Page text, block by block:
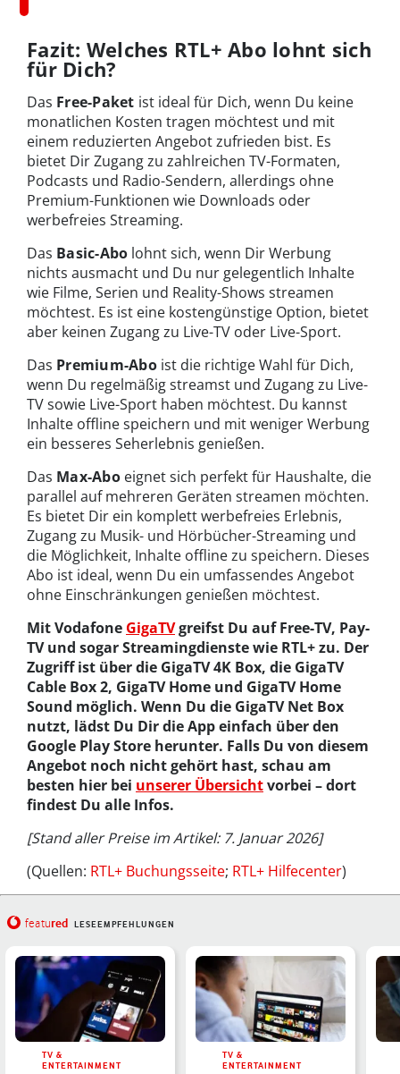
Fazit: Welches RTL+ Abo lohnt sich
für Dich?
Das Free-Paket ist ideal für Dich, wenn Du keine
monatlichen Kosten tragen möchtest und mit
einem reduzierten Angebot zufrieden bist. Es
bietet Dir Zugang zu zahlreichen TV-Formaten,
Podcasts und Radio-Sendern, allerdings ohne
Premium-Funktionen wie Downloads oder
werbefreies Streaming.
Das Basic-Abo lohnt sich, wenn Dir Werbung
nichts ausmacht und Du nur gelegentlich Inhalte
wie Filme, Serien und Reality-Shows streamen
möchtest. Es ist eine kostengünstige Option, bietet
aber keinen Zugang zu Live-TV oder Live-Sport.
Das Premium-Aboist die richtige Wahl für Dich,
wenn Du regelmäßig streamst und Zugang zu Live-
TV sowie Live-Sport haben möchtest. Du kannst
Inhalte offline speichern und mit weniger Werbung
ein besseres Seherlebnis genießen.
Das Max-Aboeignet sich perfekt für Haushalte, die
parallel auf mehreren Geräten streamen möchten.
Es bietet Dir ein komplett werbefreies Erlebnis,
Zugang zu Musik- und Hörbücher-Streaming und
die Möglichkeit, Inhalte offline zu speichern. Dieses
Abo ist ideal, wenn Du ein umfassendes Angebot
ohne Einschränkungen genießen möchtest.
Mit Vodafone GigaTVgreifst Du auf Free-TV, Pay-
TV und sogar Streamingdienste wie RTL+ zu. Der
Zugriff ist über die GigaTV 4K Box, die GigaTV
Cable Box 2, GigaTV Home und GigaTV Home
Sound möglich. Wenn Du die GigaTV Net Box
nutzt, lädst Du Dir die App einfach über den
Google Play Store herunter. Falls Du von diesem
Angebot noch nicht gehört hast, schau am
besten hier bei unserer Übersichtvorbei – dort
findest Du alle Infos.
[Stand aller Preise im Artikel: 7. Januar 2026]
(Quellen: RTL+ Buchungsseite; RTL+ Hilfecenter)
featured LESEEMPFEHLUNGEN
TV &
ENTERTAINMENT
TV &
ENTERTAINMENT